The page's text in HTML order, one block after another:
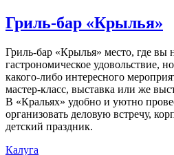
Гриль-бар «Крылья»
Гриль-бар «Крылья» место, где вы
гастрономическое удовольствие,
какого-либо интересного
мастер-класс, выставка или же
В «Кральях» удобно и уютно
организовать деловую встречу,
детский праздник.
Калуга